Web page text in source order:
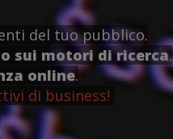
del tuo pubblico.
sui motori di ricerca.
online.
di business!